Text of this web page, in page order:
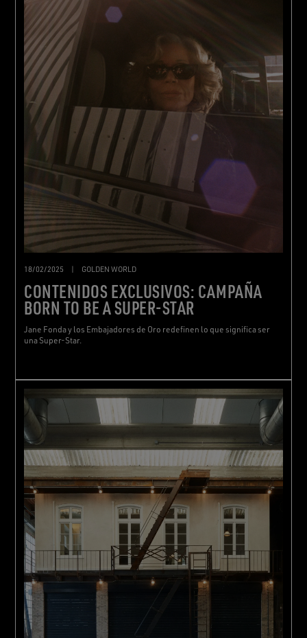
18/02/2025 GOLDEN WORLD
CONTENIDOS EXCLUSIVOS: CAMPAÑA
BORN TO BE A SUPER-STAR
Jane Fonda y los Embajadores de Oro redefinen lo que significa ser
una Super-Star.